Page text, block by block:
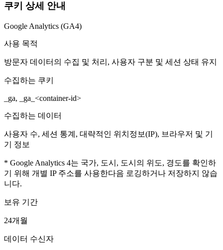
쿠키 상세 안내
Google Analytics (GA4)
사용 목적
방문자 데이터의 수집 및 처리, 사용자 구분 및 세션 상태 유지
수집하는 쿠키
_ga, _ga_<container-id>
수집하는 데이터
사용자 수, 세션 통계, 대략적인 위치정보(IP), 브라우저 및 기
기 정보
* Google Analytics 4는 국가, 도시, 도시의 위도, 경도를 확인하
기 위해 개별 IP 주소를 사용한다음 로깅하거나 저장하지 않습
니다.
보유 기간
24개월
데이터 수신자